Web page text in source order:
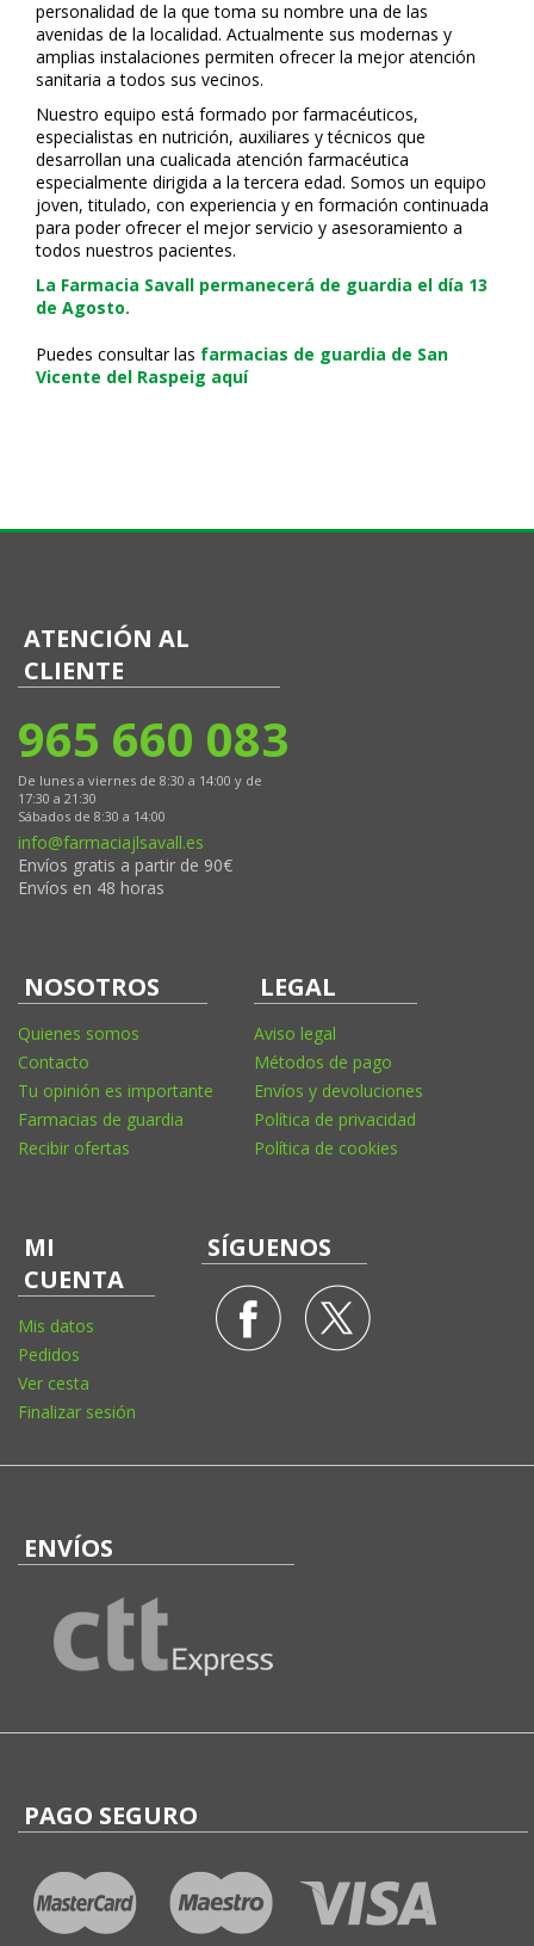
personalidad de la que toma su nombre una de las
avenidas de la localidad. Actualmente sus modernas y
amplias instalaciones permiten ofrecer la mejor atención
sanitaria a todos sus vecinos.
Nuestro equipo está formado por farmacéuticos,
especialistas en nutrición, auxiliares y técnicos que
desarrollan una cualificada atención farmacéutica
especialmente dirigida a la tercera edad. Somos un equipo
joven, titulado, con experiencia y en formación continuada
para poder ofrecer el mejor servicio y asesoramiento a
todos nuestros pacientes.
La Farmacia Savall permanecerá de guardia el día 13
de Agosto.
Puedes consultar las farmacias de guardia de San
Vicente del Raspeig aquí
ATENCIÓN AL
CLIENTE
965 660 083
De lunes a viernes de 8:30 a 14:00 y de
17:30 a 21:30
Sábados de 8:30 a 14:00
info@farmaciajlsavall.es
Envíos gratis a partir de 90€
Envíos en 48 horas
NOSOTROS
Quienes somos
Contacto
Tu opinión es importante
Farmacias de guardia
Recibir ofertas
LEGAL
Aviso legal
Métodos de pago
Envíos y devoluciones
Política de privacidad
Política de cookies
MI
CUENTA
Mis datos
Pedidos
Ver cesta
Finalizar sesión
SÍGUENOS
ENVÍOS
PAGO SEGURO